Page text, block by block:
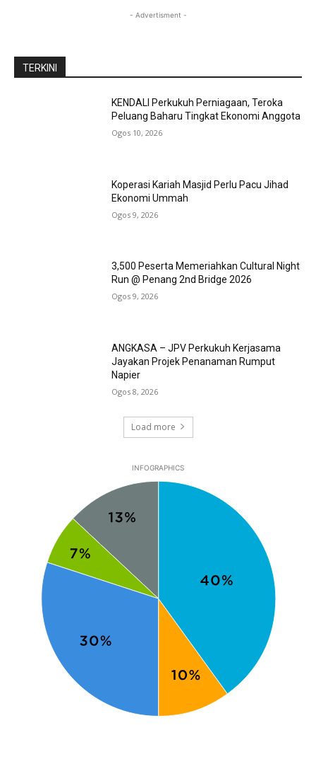
- Advertisment -
TERKINI
KENDALI Perkukuh Perniagaan, Teroka
Peluang Baharu Tingkat Ekonomi Anggota
Ogos 10, 2026
Koperasi Kariah Masjid Perlu Pacu Jihad
Ekonomi Ummah
Ogos 9, 2026
3,500 Peserta Memeriahkan Cultural Night
Run @ Penang 2nd Bridge 2026
Ogos 9, 2026
ANGKASA – JPV Perkukuh Kerjasama
Jayakan Projek Penanaman Rumput
Napier
Ogos 8, 2026
Load more
INFOGRAPHICS